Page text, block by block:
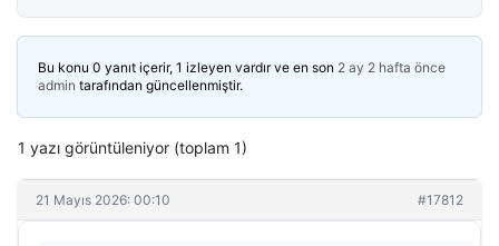
Bu konu 0 yanıt içerir, 1 izleyen vardır ve en son 2 ay 2 hafta önce
admin tarafından güncellenmiştir.
1 yazı görüntüleniyor (toplam 1)
21 Mayıs 2026: 00:10 #17812